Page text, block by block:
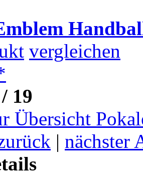
vergleichen
19
Übersicht
| nächster